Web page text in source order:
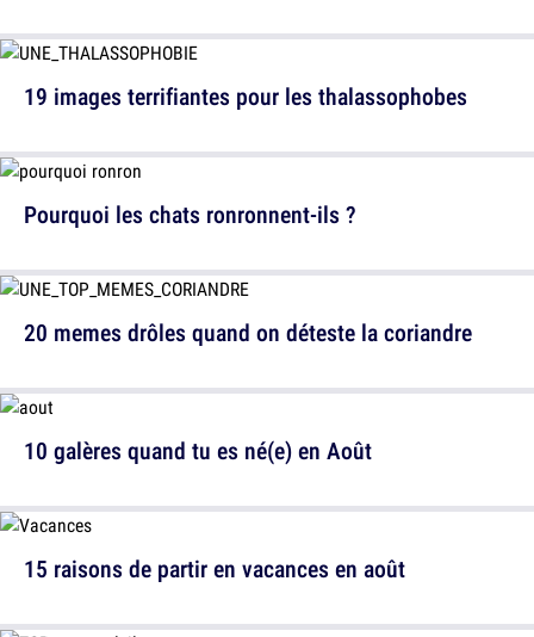
19 images terrifiantes pour les thalassophobes
20 memes drôles quand on déteste la coriandre
15 raisons de partir en vacances en août
Pourquoi les chats ronronnent-ils ?
10 galères quand tu es né(e) en Août